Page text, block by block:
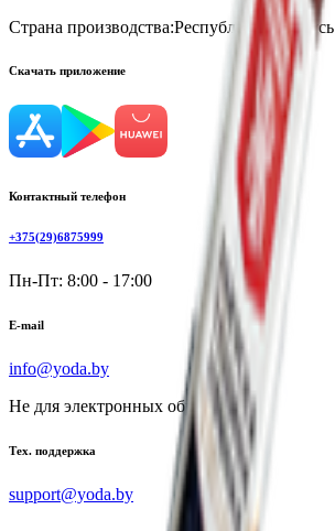
Страна производства:Республика Беларусь
Скачать приложение
Контактный телефон
+375(29)6875999
Пн-Пт: 8:00 - 17:00
E-mail
info@yoda.by
Не для электронных обращений
Тех. поддержка
support@yoda.by